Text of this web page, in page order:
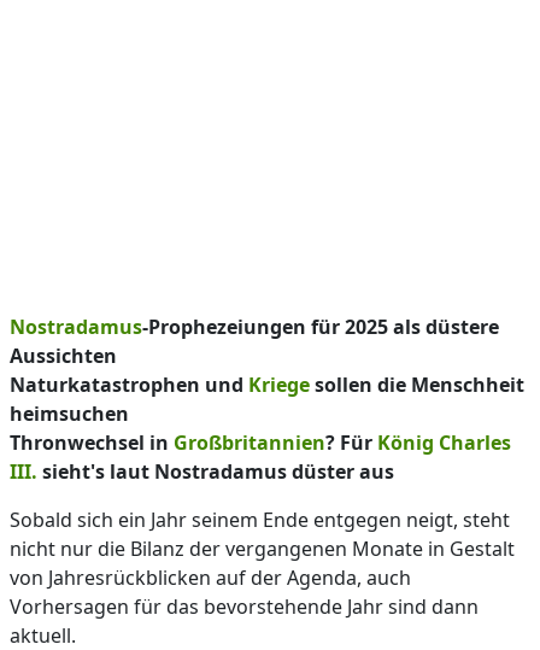
Nostradamus-Prophezeiungen für 2025 als düstere
Aussichten
Naturkatastrophen und Kriegesollen die Menschheit
heimsuchen
Thronwechsel in Großbritannien? Für König Charles
III. sieht's laut Nostradamus düster aus
Sobald sich ein Jahr seinem Ende entgegen neigt, steht
nicht nur die Bilanz der vergangenen Monate in Gestalt
von Jahresrückblicken auf der Agenda, auch
Vorhersagen für das bevorstehende Jahr sind dann
aktuell.